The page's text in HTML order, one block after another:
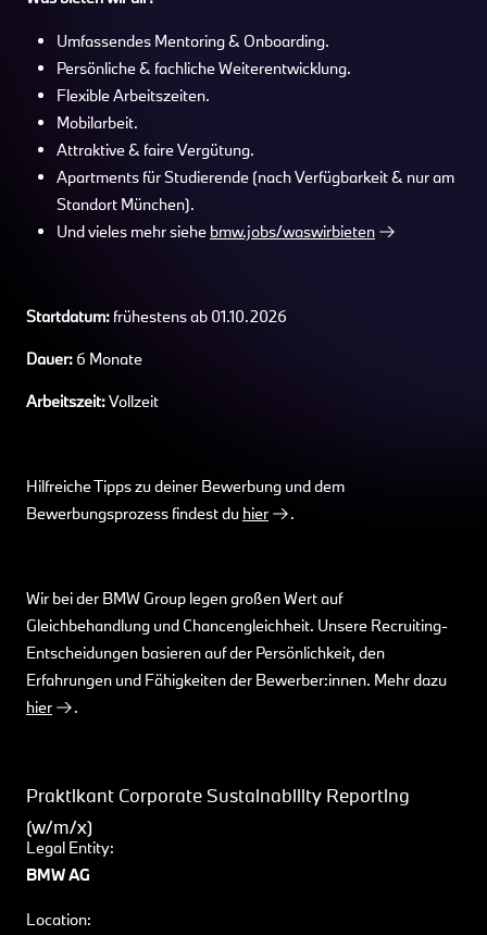
Umfassendes Mentoring & Onboarding.
Persönliche & fachliche Weiterentwicklung.
Flexible Arbeitszeiten.
Mobilarbeit.
Attraktive & faire Vergütung.
Apartments für Studierende (nach Verfügbarkeit & nur am
Standort München).
Und vieles mehr siehe bmw.jobs/waswirbieten
Startdatum: frühestens ab 01.10.2026
Dauer: 6 Monate
Arbeitszeit:Vollzeit
Hilfreiche Tipps zu deiner Bewerbung und dem
Bewerbungsprozess findest du hier .
Wir bei der BMW Group legen großen Wert auf
Gleichbehandlung und Chancengleichheit. Unsere Recruiting-
Entscheidungen basieren auf der Persönlichkeit, den
Erfahrungen und Fähigkeiten der Bewerber:innen. Mehr dazu
hier
.
Praktikant Corporate Sustainability Reporting
(w/m/x)
Legal Entity:
BMW AG
Location: